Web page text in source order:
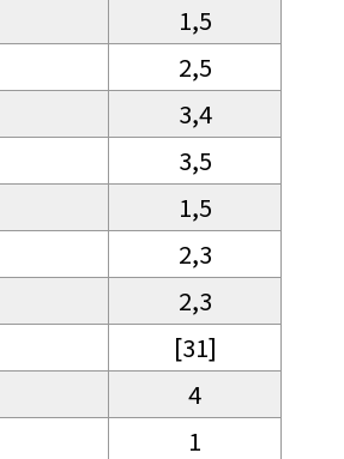
1,5
2,5
3,4
3,5
1,5
2,3
2,3
[31]
4
1